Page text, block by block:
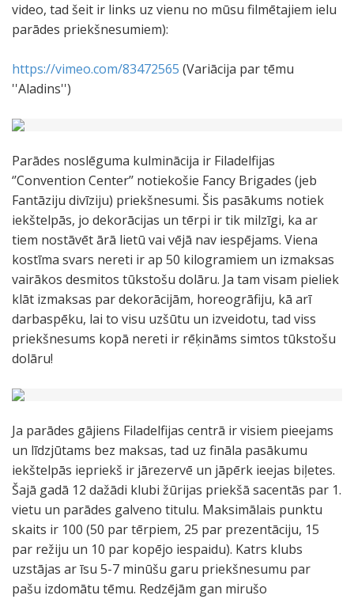
video, tad šeit ir links uz vienu no mūsu filmētajiem ielu
parādes priekšnesumiem):
https://vimeo.com/83472565 (Variācija par tēmu
''Aladins'')
Parādes noslēguma kulminācija ir Filadelfijas
‘’Convention Center’’ notiekošie Fancy Brigades (jeb
Fantāziju divīziju) priekšnesumi. Šis pasākums notiek
iekštelpās, jo dekorācijas un tērpi ir tik milzīgi, ka ar
tiem nostāvēt ārā lietū vai vējā nav iespējams. Viena
kostīma svars nereti ir ap 50 kilogramiem un izmaksas
vairākos desmitos tūkstošu dolāru. Ja tam visam pieliek
klāt izmaksas par dekorācijām, horeogrāfiju, kā arī
darbaspēku, lai to visu uzšūtu un izveidotu, tad viss
priekšnesums kopā nereti ir rēķināms simtos tūkstošu
dolāru!
Ja parādes gājiens Filadelfijas centrā ir visiem pieejams
un līdzjūtams bez maksas, tad uz fināla pasākumu
iekštelpās iepriekš ir jārezervē un jāpērk ieejas biļetes.
Šajā gadā 12 dažādi klubi žūrijas priekšā sacentās par 1.
vietu un parādes galveno titulu. Maksimālais punktu
skaits ir 100 (50 par tērpiem, 25 par prezentāciju, 15
par režiju un 10 par kopējo iespaidu). Katrs klubs
uzstājas ar īsu 5-7 minūšu garu priekšnesumu par
pašu izdomātu tēmu. Redzējām gan mirušo